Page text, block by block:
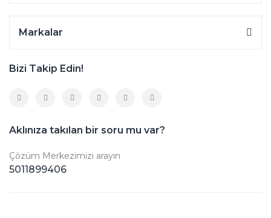
Markalar
Bizi Takip Edin!
Aklınıza takılan bir soru mu var?
Çözüm Merkezimizi arayın
5011899406